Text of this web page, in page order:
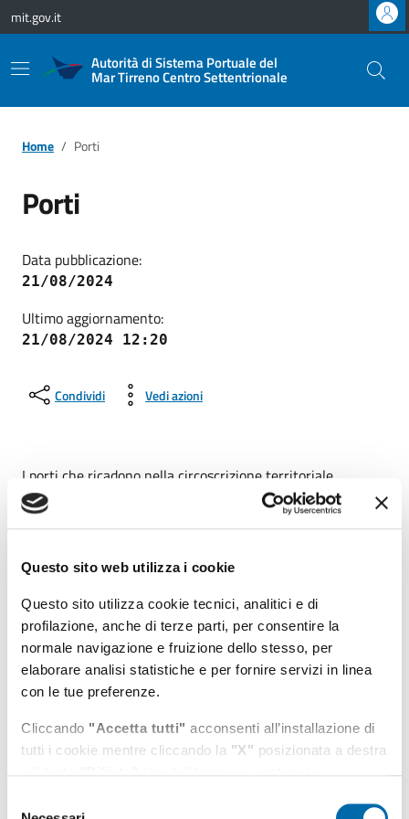
Questo sito web utilizza i cookie
Questo sito utilizza cookie tecnici, analitici e di
profilazione, anche di terze parti, per consentire la
normale navigazione e fruizione dello stesso, per
elaborare analisi statistiche e per fornire servizi in linea
con le tue preferenze.
Cliccando "Accetta tutti" acconsenti all’installazione di
tutti i cookie mentre cliccando la "X" posizionata a destra
Vai ai contenuti
Vai al footer
mit.gov.it
Autorità di Sistema Portuale del
Mar Tirreno Centro Settentrionale
Home Porti
Porti
Data pubblicazione:
21/08/2024
Ultimo aggiornamento:
21/08/2024 12:20
Condividi Vedi azioni
I porti che ricadono nella circoscrizione territoriale
dell'Autorità di Sistema Portuale del Mar Tirreno centro-
settentrionale sono: Civitavecchia, sede principale,
Menu di navigazione
ADSP
Porti